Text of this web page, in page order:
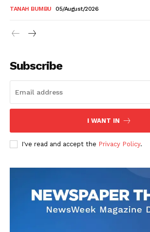
TANAH BUMBU 05/August/2026
Subscribe
I WANT IN
I've read and accept the Privacy Policy.